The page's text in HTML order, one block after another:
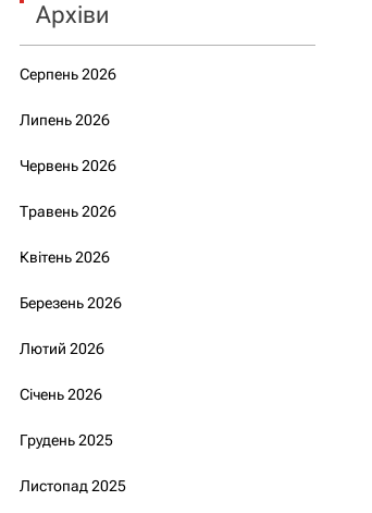
Архіви
Серпень 2026
Липень 2026
Червень 2026
Травень 2026
Квітень 2026
Березень 2026
Лютий 2026
Січень 2026
Грудень 2025
Листопад 2025